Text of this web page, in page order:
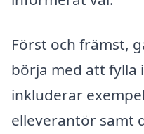
Först och främst,
börja med att fylla
inkluderar
elleverantör samt